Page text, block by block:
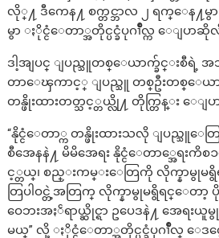
လို္႔ ဒီကေန႔ စက္တင္ဘာလ ၂ ရက္ေန႔မွာ ျ
မွာ ႏိုင္ငံေတာ္အတိုင္ပင္ခံပုဂၢိဳလ္က ေျပာဆို
ဒါ့အျပင္ ျပည္သူတစ္ေယာက္ခ်င္းစီရဲ့ အသ
တာေၾကာင့္ ျပည္သူ တစ္ဦးတစ္ေယာ
တန္ဖိုးထားတတ္သင့္တယ္လို႔ တိုက္တြန္း ေျ
“နိုင္ငံေတာ္က တန္ဖိုးထားသလို ျပည္သူေ
စီအေနနဲ႔ မိမိအေရး နိုင္ငံေတာ္အေရးကိစ
င့္တယ္၊ စည္းကမ္းေတြကို လိုက္နာမွုမ
တြပါဝင္တဲ့အတြက္ လိုက္နာမွုမရွိရင္ေတ
ဝေဘးအႏၲရာယ္ဆိုင္ရာ ဥပေဒနဲ႔ အေရ
မယ္” လို့ ႏိုင္ငံေတာ္အတိုင္ပင္ခံပုဂၢိဳလ္ ေဒ